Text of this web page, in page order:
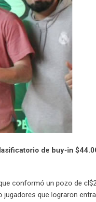
de buy-in
conformó un pozo de
jugadores que lograron